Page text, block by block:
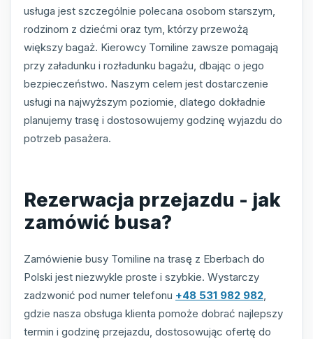
usługa jest szczególnie polecana osobom starszym,
rodzinom z dziećmi oraz tym, którzy przewożą
większy bagaż. Kierowcy Tomiline zawsze pomagają
przy załadunku i rozładunku bagażu, dbając o jego
bezpieczeństwo. Naszym celem jest dostarczenie
usługi na najwyższym poziomie, dlatego dokładnie
planujemy trasę i dostosowujemy godzinę wyjazdu do
potrzeb pasażera.
Rezerwacja przejazdu - jak
zamówić busa?
Zamówienie busy Tomiline na trasę z Eberbach do
Polski jest niezwykle proste i szybkie. Wystarczy
zadzwonić pod numer telefonu +48 531 982 982
gdzie nasza obsługa klienta pomoże dobrać najlepszy
termin i godzinę przejazdu, dostosowując ofertę do